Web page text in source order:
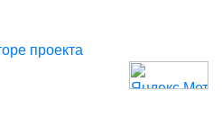
проекта